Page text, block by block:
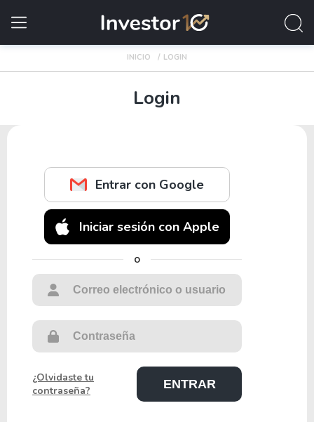
INICIO LOGIN
Login
Entrar con Google
Iniciar sesión con Apple
o
¿Olvidaste tu
contraseña?